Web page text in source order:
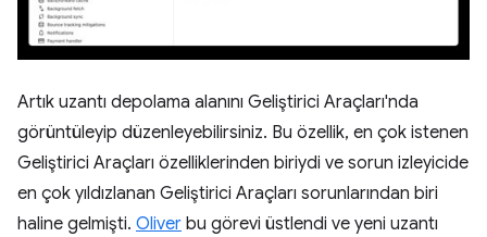
Artık uzantı depolama alanını Geliştirici Araçları'nda
görüntüleyip düzenleyebilirsiniz. Bu özellik, en çok istenen
Geliştirici Araçları özelliklerinden biriydi ve sorun izleyicide
en çok yıldızlanan Geliştirici Araçları sorunlarından biri
haline gelmişti. Oliver bu görevi üstlendi ve yeni uzantı